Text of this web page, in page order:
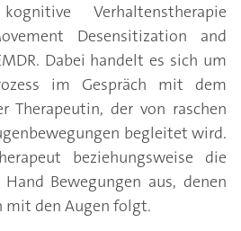
Verhaltenstherapie
Desensitization and
Dabei handelt es sich um
im Gespräch mit dem
Therapeutin, der von raschen
begleitet wird.
beziehungsweise die
Bewegungen aus, denen
mit den Augen folgt.